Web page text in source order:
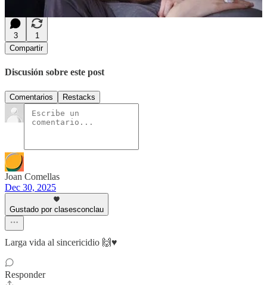
3
1
Compartir
Discusión sobre este post
Comentarios Restacks
Joan Comellas
Dec 30, 2025
Gustado por clasesconclau
Larga vida al sincericidio 🙌♥️
Responder